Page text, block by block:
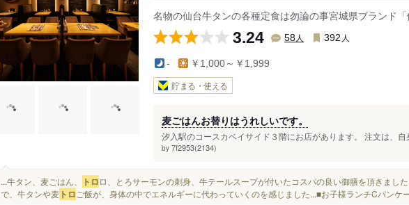
名物の仙台牛タンの各種定食は勿論の事宮城県ブランド
3.24 58人 392 人
- ￥1,000～￥1,999
貯まる・使える
麦ごはんお替りはうれしいです。
汐入駅のコースカベイサイド３階にお店があります。 注文は、
by 7f2953(2134)
...牛タン、麦ごはん、 トロロ、とろサーモンの刺身、牛テールスープが付いたコスパの良い御膳を頂きまし
で、牛タンや麦 トロ ご飯が、身体の中でエネルギーに代わっていくのを感じました...■お子様ランチCパン